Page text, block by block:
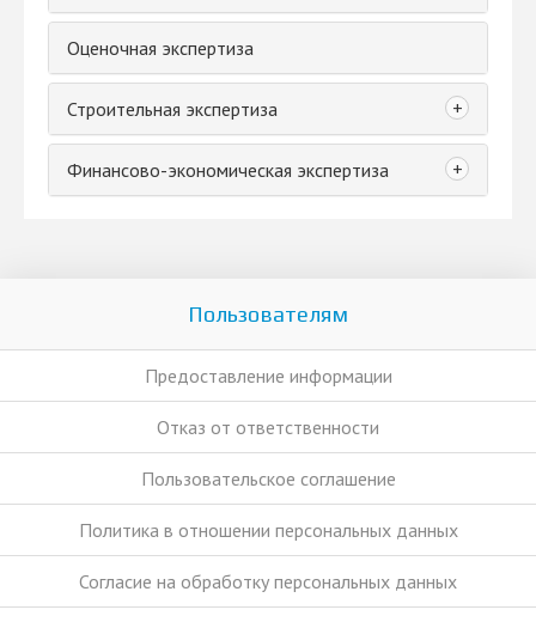
Оценочная экспертиза
Строительная экспертиза +
Финансово-экономическая экспертиза +
Пользователям
Предоставление информации
Отказ от ответственности
Пользовательское соглашение
Политика в отношении персональных данных
Согласие на обработку персональных данных